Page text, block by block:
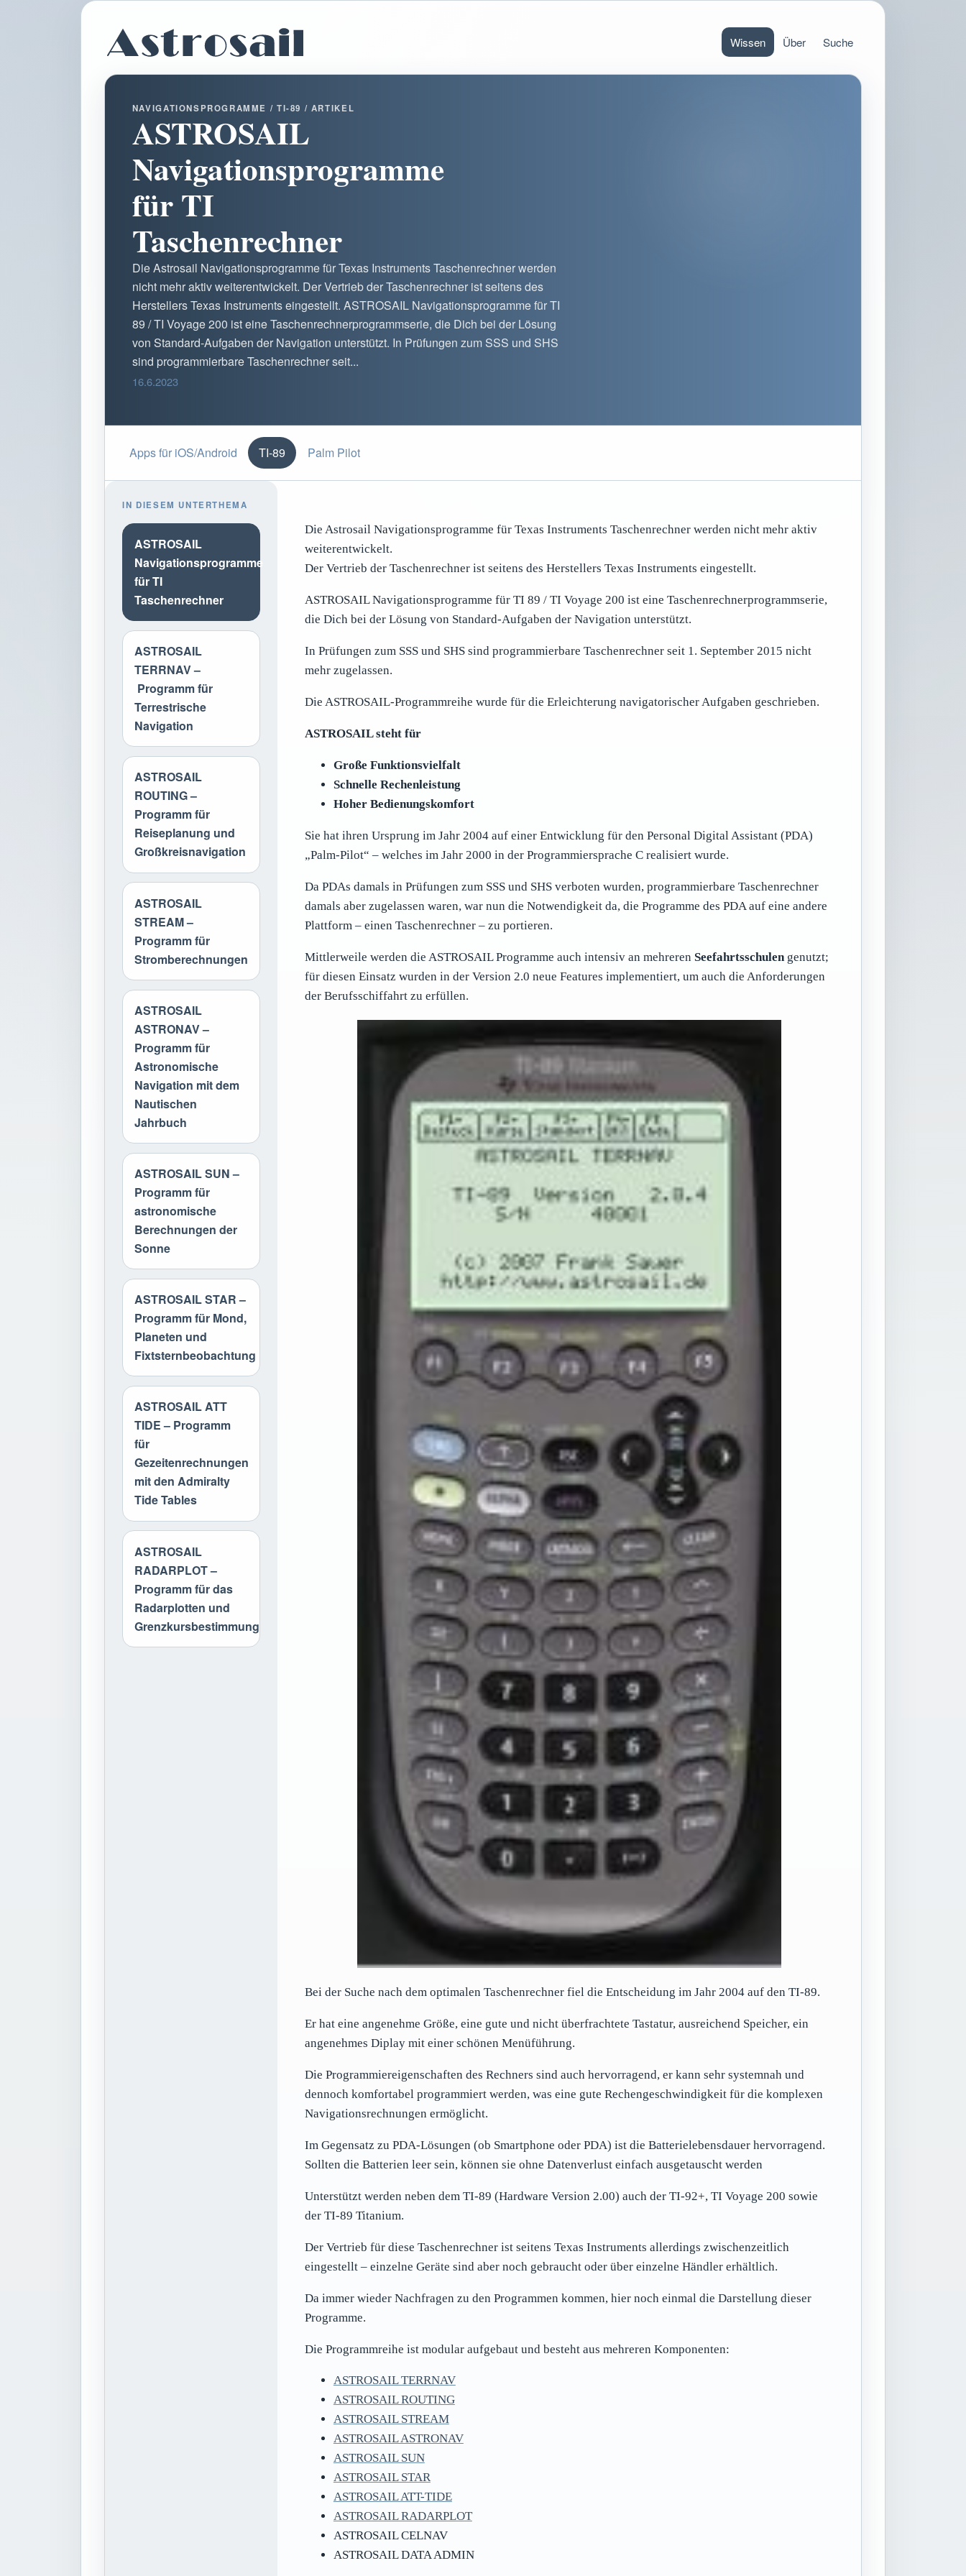
Wissen Über Suche
NAVIGATIONSPROGRAMME / TI-89 / ARTIKEL
ASTROSAIL
Navigationsprogramme
für TI
Taschenrechner
Die Astrosail Navigationsprogramme für Texas Instruments Taschenrechner werden
nicht mehr aktiv weiterentwickelt. Der Vertrieb der Taschenrechner ist seitens des
Herstellers Texas Instruments eingestellt. ASTROSAIL Navigationsprogramme für TI
89 / TI Voyage 200 ist eine Taschenrechnerprogrammserie, die Dich bei der Lösung
von Standard-Aufgaben der Navigation unterstützt. In Prüfungen zum SSS und SHS
sind programmierbare Taschenrechner seit...
16.6.2023
Apps für iOS/Android TI-89 Palm Pilot
IN DIESEM UNTERTHEMA
ASTROSAIL
Navigationsprogramme
für TI
Taschenrechner
ASTROSAIL
TERRNAV –
Programm für
Terrestrische
Navigation
ASTROSAIL
ROUTING –
Programm für
Reiseplanung und
Großkreisnavigation
ASTROSAIL
STREAM –
Programm für
Stromberechnungen
ASTROSAIL
ASTRONAV –
Programm für
Astronomische
Navigation mit dem
Nautischen
Jahrbuch
ASTROSAIL SUN –
Programm für
astronomische
Berechnungen der
Sonne
ASTROSAIL STAR –
Programm für Mond,
Planeten und
Fixtsternbeobachtung
ASTROSAIL ATT
TIDE – Programm
für
Gezeitenrechnungen
mit den Admiralty
Tide Tables
ASTROSAIL
RADARPLOT –
Programm für das
Radarplotten und
Grenzkursbestimmung
Die Astrosail Navigationsprogramme für Texas Instruments Taschenrechner werden nicht mehr aktiv
weiterentwickelt.
Der Vertrieb der Taschenrechner ist seitens des Herstellers Texas Instruments eingestellt.
ASTROSAIL Navigationsprogramme für TI 89 / TI Voyage 200 ist eine Taschenrechnerprogrammserie,
die Dich bei der Lösung von Standard-Aufgaben der Navigation unterstützt.
In Prüfungen zum SSS und SHS sind programmierbare Taschenrechner seit 1. September 2015 nicht
mehr zugelassen.
Die ASTROSAIL-Programmreihe wurde für die Erleichterung navigatorischer Aufgaben geschrieben.
ASTROSAIL steht für
Große Funktionsvielfalt
Schnelle Rechenleistung
Hoher Bedienungskomfort
Sie hat ihren Ursprung im Jahr 2004 auf einer Entwicklung für den Personal Digital Assistant (PDA)
„Palm-Pilot“ – welches im Jahr 2000 in der Programmiersprache C realisiert wurde.
Da PDAs damals in Prüfungen zum SSS und SHS verboten wurden, programmierbare Taschenrechner
damals aber zugelassen waren, war nun die Notwendigkeit da, die Programme des PDA auf eine andere
Plattform – einen Taschenrechner – zu portieren.
Mittlerweile werden die ASTROSAIL Programme auch intensiv an mehreren Seefahrtsschulengenutzt;
für diesen Einsatz wurden in der Version 2.0 neue Features implementiert, um auch die Anforderungen
der Berufsschiffahrt zu erfüllen.
Bei der Suche nach dem optimalen Taschenrechner fiel die Entscheidung im Jahr 2004 auf den TI-89.
Er hat eine angenehme Größe, eine gute und nicht überfrachtete Tastatur, ausreichend Speicher, ein
angenehmes Diplay mit einer schönen Menüführung.
Die Programmiereigenschaften des Rechners sind auch hervorragend, er kann sehr systemnah und
dennoch komfortabel programmiert werden, was eine gute Rechengeschwindigkeit für die komplexen
Navigationsrechnungen ermöglicht.
Im Gegensatz zu PDA-Lösungen (ob Smartphone oder PDA) ist die Batterielebensdauer hervorragend.
Sollten die Batterien leer sein, können sie ohne Datenverlust einfach ausgetauscht werden
Unterstützt werden neben dem TI-89 (Hardware Version 2.00) auch der TI-92+, TI Voyage 200 sowie
der TI-89 Titanium.
Der Vertrieb für diese Taschenrechner ist seitens Texas Instruments allerdings zwischenzeitlich
eingestellt – einzelne Geräte sind aber noch gebraucht oder über einzelne Händler erhältlich.
Da immer wieder Nachfragen zu den Programmen kommen, hier noch einmal die Darstellung dieser
Programme.
Die Programmreihe ist modular aufgebaut und besteht aus mehreren Komponenten:
ASTROSAIL TERRNAV
ASTROSAIL ROUTING
ASTROSAIL STREAM
ASTROSAIL ASTRONAV
ASTROSAIL SUN
ASTROSAIL STAR
ASTROSAIL ATT-TIDE
ASTROSAIL RADARPLOT
ASTROSAIL CELNAV
ASTROSAIL DATA ADMIN